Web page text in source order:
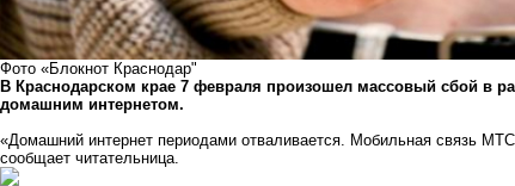
Фото «Блокнот Краснодар"
В Краснодарском крае 7 февраля произошел массовый сбой в
домашним интернетом.
«Домашний интернет периодами отваливается. Мобильная связь
сообщает читательница.